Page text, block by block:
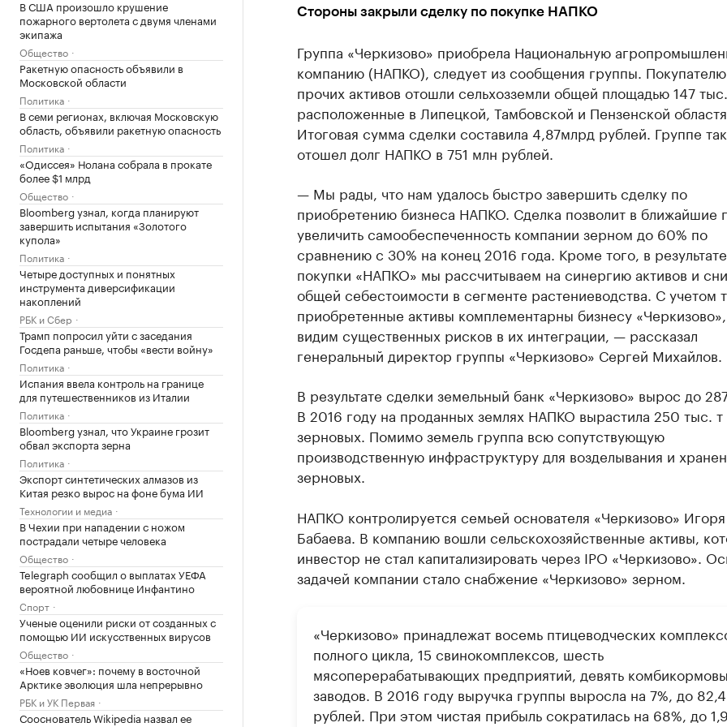
В США произошло крушение
пожарного вертолета с двумя членами
экипажа
Общество
Ракетную опасность объявили в
Московской области
Политика
В семи регионах, включая Московскую
область, объявили ракетную опасность
Политика
«Одиссея» Нолана собрала в прокате
более $1 млрд
Общество
Bloomberg узнал, когда планируют
завершить испытания «Золотого
купола»
Политика
Четыре доступных и понятных
инструмента диверсификации
накоплений
РБК и Сбер
Трамп попросил уйти с заседания
Госдепа раньше, чтобы «вести войну»
Политика
Испания ввела контроль на границе
для путешественников из Италии
Политика
Bloomberg узнал, что Украине грозит
обвал экспорта зерна
Политика
Экспорт синтетических алмазов из
Китая резко вырос на фоне бума ИИ
Технологии и медиа
В Чехии при нападении с ножом
пострадали четыре человека
Общество
Telegraph сообщил о выплатах УЕФА
вероятной любовнице Инфантино
Спорт
Ученые оценили риски от созданных с
помощью ИИ искусственных вирусов
Общество
«Ноев ковчег»: почему в восточной
Арктике эволюция шла непрерывно
РБК и УК Первая
Сооснователь Wikipedia назвал ее
Стороны закрыли сделку по покупке НАПКО
Группа «Черкизово» приобрела Национальную
компанию (НАПКО), следует из сообщения группы.
прочих активов отошли сельхозземли общей площадью 147
расположенные в Липецкой, Тамбовской и Пензенской
Итоговая сумма сделки составила 4,87млрд рублей. Группе
отошел долг НАПКО в 751 млн рублей.
— Мы рады, что нам удалось быстро завершить сделку по
приобретению бизнеса НАПКО. Сделка позволит в ближайшие
увеличить самообеспеченность компании зерном до 60% по
сравнению с 30% на конец 2016 года. Кроме того, в результате
покупки «НАПКО» мы рассчитываем на синергию активов и
общей себестоимости в сегменте растениеводства. С учетом
приобретенные активы комплементарны бизнесу
видим существенных рисков в их интеграции, — рассказал
генеральный директор группы «Черкизово» Сергей Михайлов.
В результате сделки земельный банк «Черкизово» вырос до
В 2016 году на проданных землях НАПКО вырастила 250 тыс. т
зерновых. Помимо земель группа всю сопутствующую
производственную инфраструктуру для возделывания и
зерновых.
НАПКО контролируется семьей основателя «Черкизово» Игоря
Бабаева. В компанию вошли сельскохозяйственные активы,
инвестор не стал капитализировать через IPO «Черкизово».
задачей компании стало снабжение «Черкизово» зерном.
«Черкизово» принадлежат восемь птицеводческих
полного цикла, 15 свинокомплексов, шесть
мясоперерабатывающих предприятий, девять
заводов. В 2016 году выручка группы выросла на 7%, до
рублей. При этом чистая прибыль сократилась на 68%, до